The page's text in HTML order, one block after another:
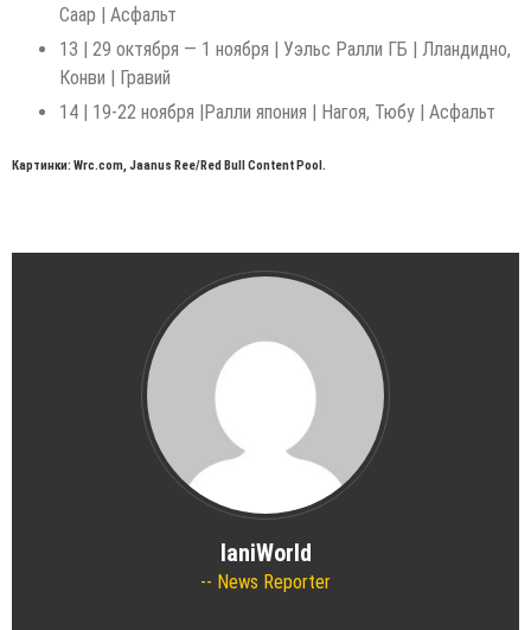
Саар | Асфальт
13 | 29 октября — 1 ноября | Уэльс Ралли ГБ | Лландидно,
Конви | Гравий
14 | 19-22 ноября |Ралли япония | Нагоя, Тюбу | Асфальт
Картинки: Wrc.com, Jaanus Ree/Red Bull Content Pool.
IaniWorld
News Reporter